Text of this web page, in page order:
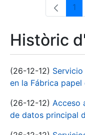
1
Històric
(26-12-12)
en la Fábrica
(26-12-12) Acceso
de datos principal